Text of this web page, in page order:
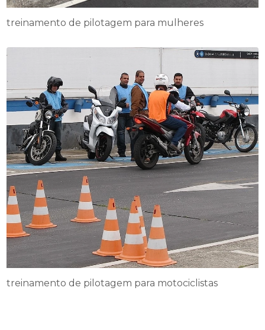
treinamento de pilotagem para mulheres
treinamento de pilotagem para motociclistas